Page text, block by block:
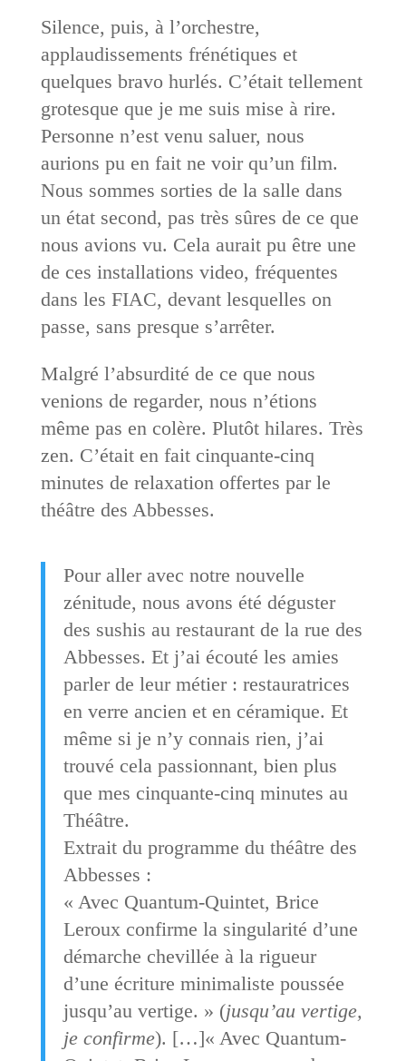
Silence, puis, à l’orchestre,
applaudissements frénétiques et
quelques bravo hurlés. C’était tellement
grotesque que je me suis mise à rire.
Personne n’est venu saluer, nous
aurions pu en fait ne voir qu’un film.
Nous sommes sorties de la salle dans
un état second, pas très sûres de ce que
nous avions vu. Cela aurait pu être une
de ces installations video, fréquentes
dans les FIAC, devant lesquelles on
passe, sans presque s’arrêter.
Malgré l’absurdité de ce que nous
venions de regarder, nous n’étions
même pas en colère. Plutôt hilares. Très
zen. C’était en fait cinquante-cinq
minutes de relaxation offertes par le
théâtre des Abbesses.
Pour aller avec notre nouvelle
zénitude, nous avons été déguster
des sushis au restaurant de la rue des
Abbesses. Et j’ai écouté les amies
parler de leur métier : restauratrices
en verre ancien et en céramique. Et
même si je n’y connais rien, j’ai
trouvé cela passionnant, bien plus
que mes cinquante-cinq minutes au
Théâtre.
Extrait du programme du théâtre des
Abbesses :
« Avec Quantum-Quintet, Brice
Leroux confirme la singularité d’une
démarche chevillée à la rigueur
d’une écriture minimaliste poussée
jusqu’au vertige. » (jusqu’au vertige,
je confirme). […]« Avec Quantum-